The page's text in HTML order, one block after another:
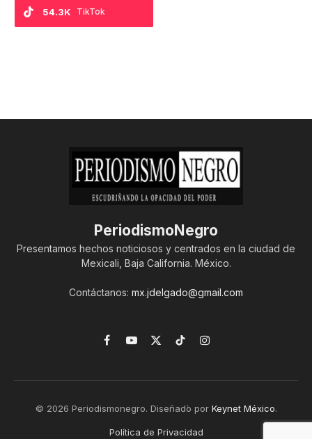
TikTok
54.3K
PeriodismoNegro
Presentamos hechos noticiosos y centrados en la ciudad de
Mexicali, Baja California. México.
Contáctanos: mx.jdelgado@gmail.com
Facebook
YouTube
X
TikTokInstagram
© 2026 Periodismonegro. Diseñado por Keynet México.
Política de Privacidad